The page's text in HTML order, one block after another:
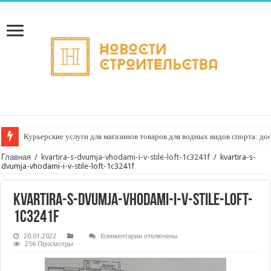
Курьерские услуги для магазинов товаров для водных видов спорта:
Главная / kvartira-s-dvumja-vhodami-i-v-stile-loft-1c3241f / kvartira-s-
dvumja-vhodami-i-v-stile-loft-1c3241f
kvartira-s-dvumja-vhodami-i-v-stile-loft-
1c3241f
20.01.2022 Комментариик
s-
отключены
256 Просмотры